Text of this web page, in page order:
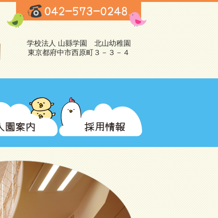
学校法人 山縣学園 北山幼稚園
東京都府中市西原町３－３－４